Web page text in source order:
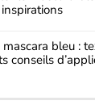
bleu :
conseils